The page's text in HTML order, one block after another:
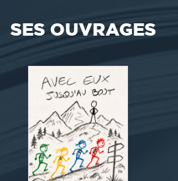
SES OUVRAGES